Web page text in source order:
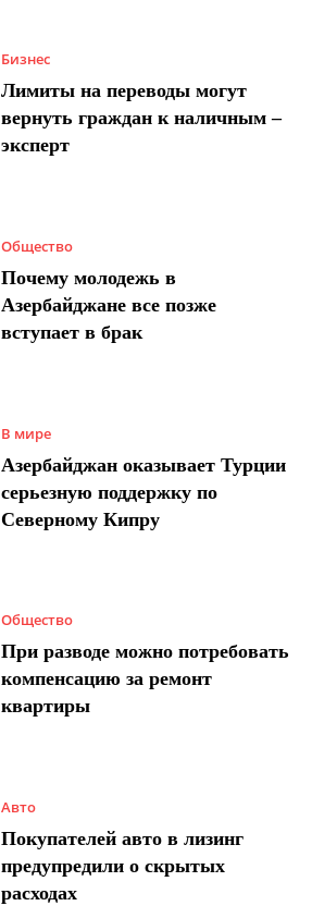
Бизнес
Лимиты на переводы могут
вернуть граждан к наличным –
эксперт
Общество
Почему молодежь в
Азербайджане все позже
вступает в брак
В мире
Азербайджан оказывает Турции
серьезную поддержку по
Северному Кипру
Общество
При разводе можно потребовать
компенсацию за ремонт
квартиры
Авто
Покупателей авто в лизинг
предупредили о скрытых
расходах